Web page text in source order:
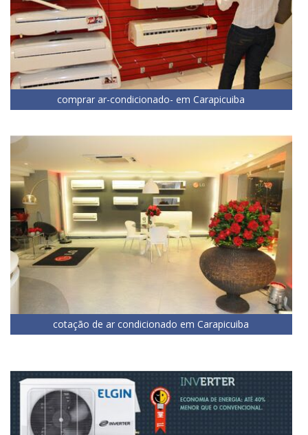
comprar ar-condicionado- em Carapicuiba
cotação de ar condicionado em Carapicuiba